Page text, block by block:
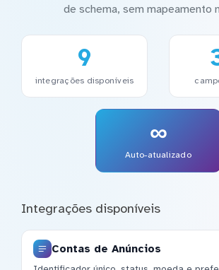
de schema, sem mapeamento
9
integrações disponíveis
∞
Auto-atualizado
Integrações disponíveis
Contas de Anúncios